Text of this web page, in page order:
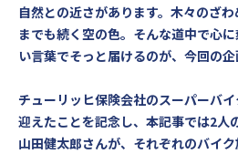
自然との近さがあります。木々のざ
までも続く空の色。そんな道中で心
い言葉でそっと届けるのが、今回の企
チューリッヒ保険会社のスーパーバ
迎えたことを記念し、本記事では2人
山田健太郎さんが、それぞれのバイ